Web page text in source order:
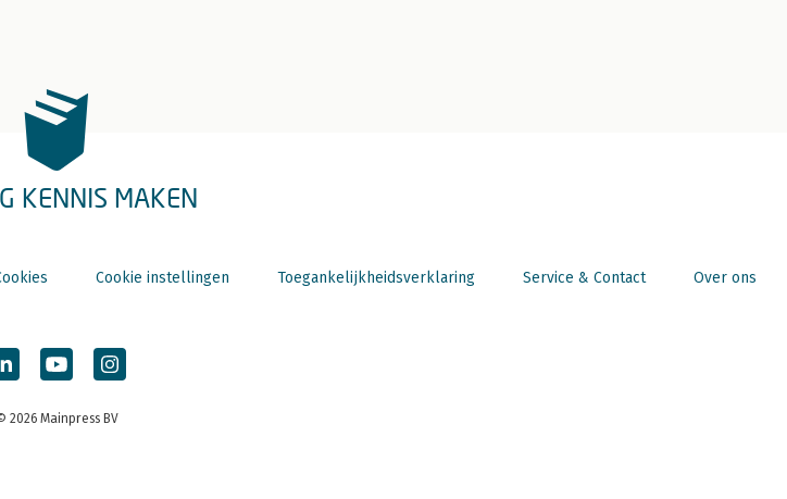
KENNIS MAKEN
Cookie instellingen Toegankelijkheidsverklaring Service & Contact Over ons
2026 Mainpress BV